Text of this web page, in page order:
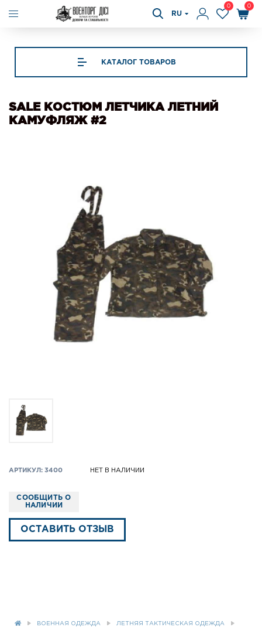
RU
0 0
КАТАЛОГ ТОВАРОВ
SALE КОСТЮМ ЛЕТЧИКА ЛЕТНИЙ
КАМУФЛЯЖ #2
АРТИКУЛ: 3400 НЕТ В НАЛИЧИИ
СООБЩИТЬ О
НАЛИЧИИ
ОСТАВИТЬ ОТЗЫВ
ВОЕННАЯ ОДЕЖДА ЛЕТНЯЯ ТАКТИЧЕСКАЯ ОДЕЖДА